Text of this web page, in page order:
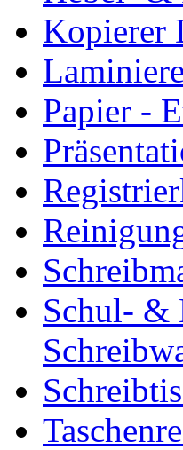
Kopierer
Papier -
Schul- &